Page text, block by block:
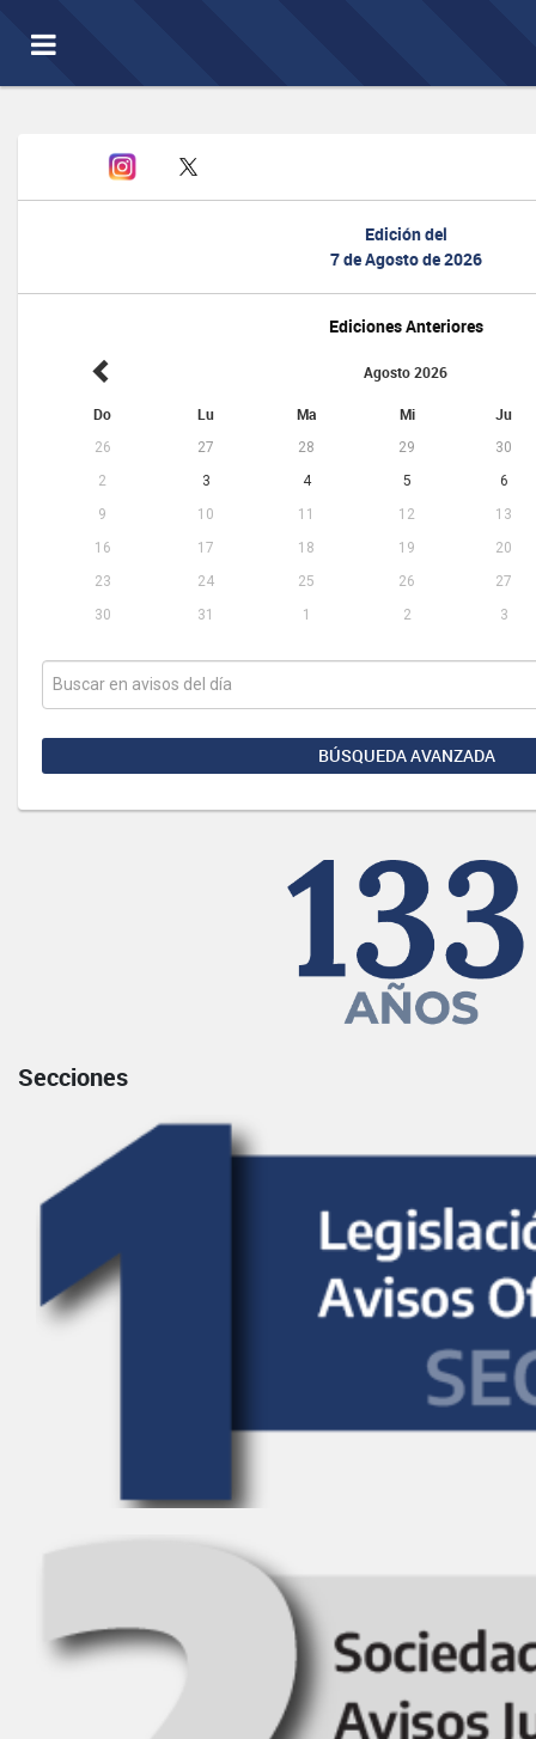
Toggle
navigation
Edición del
7 de Agosto de 2026
Ediciones Anteriores
Agosto 2026
Do Lu Ma Mi Ju
26 27 28 29
30
2
3 4 5
6
9
10 11 12
13
16
17 18 19
20
23
24 25 26
27
30
31 1 2 3
BÚSQUEDA AVANZADA
Secciones